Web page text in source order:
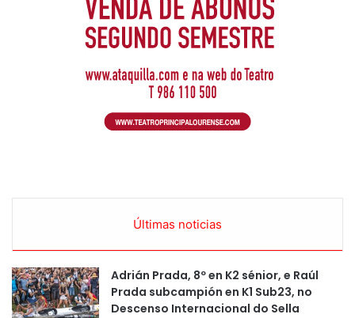
Últimas noticias
Adrián Prada, 8º en K2 sénior, e Raúl
Prada subcampión en K1 Sub23, no
Descenso Internacional do Sella